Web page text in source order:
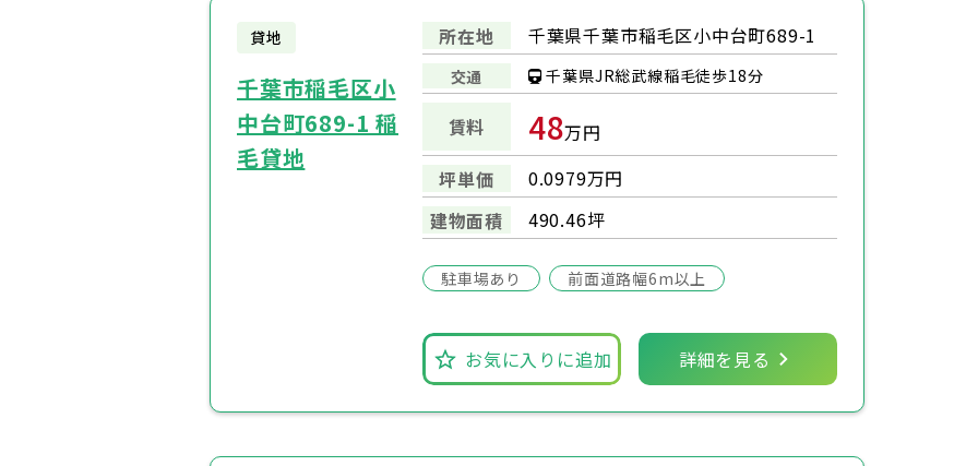
貸地
千葉市稲毛区小
中台町689-1 稲
毛貸地
所在地 千葉県千葉市稲毛区小中台町689-1
交通 千葉県JR総武線稲毛徒歩18分
賃料 48万円
坪単価
0.0979万円
建物面積
490.46坪
駐車場あり 前面道路幅6m以上
お気に入りに追加 詳細を見る